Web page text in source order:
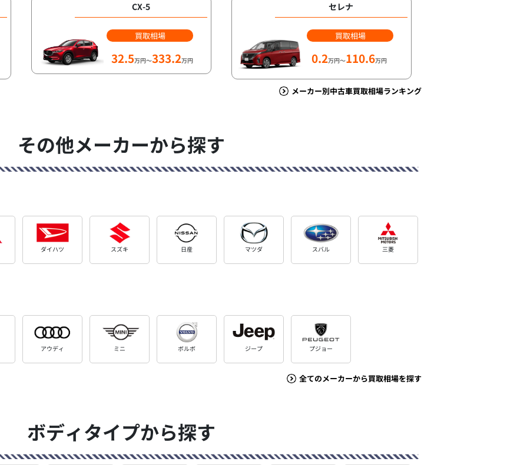
CX-5
買取相場
32.5万円～333.2万円
セレナ
買取相場
0.2万円～110.6万円
メーカー別中古車買取相場ランキング
その他メーカーから探す
ダイハツ スズキ 日産 マツダ スバル 三菱
アウディ ミニ ボルボ ジープ プジョー
全てのメーカーから買取相場を探す
ボディタイプから探す